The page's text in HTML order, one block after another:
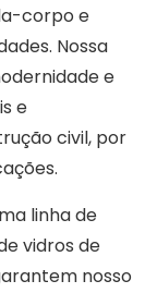
corpo e
Nossa
e
e
civil, por
linha de
vidros de
nosso